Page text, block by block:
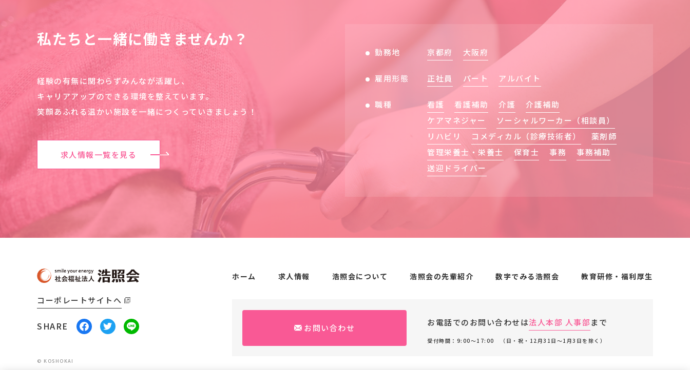
私たちと一緒に働きませんか？
経験の有無に関わらずみんなが活躍し、
キャリアアップのできる環境を整えています。
笑顔あふれる温かい施設を一緒につくっていきましょう！
求人情報一覧を見る
勤務地 京都府 大阪府
雇用形態 正社員 パート アルバイト
職種 看護 看護補助 介護
介護補助
ケアマネジャー
ソーシャルワーカー（相談員）
リハビリ
コメディカル（診療技術者）
薬剤師
管理栄養士・栄養士
保育士 事務
事務補助
送迎ドライバー
コーポレートサイトへ
SHARE
© KOSHOKAI
ホーム 求人情報 浩照会について 浩照会の先輩紹介 数字でみる浩照会 教育研修・福利厚生
お問い合わせ お電話でのお問い合わせは法人本部 人事部まで
受付時間：9:00〜17:00 （日・祝・12月31日〜1月3日を除く）